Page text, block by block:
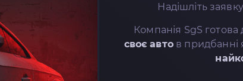
Надішліть
Компанія SgS
своє автов придбанні